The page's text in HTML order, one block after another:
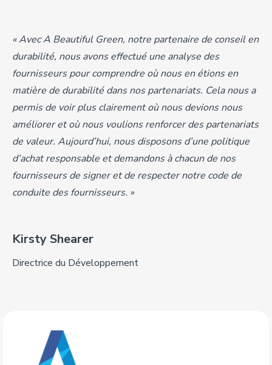
« Avec A Beautiful Green, notre partenaire de conseil en
durabilité, nous avons effectué une analyse des
fournisseurs pour comprendre où nous en étions en
matière de durabilité dans nos partenariats. Cela nous a
permis de voir plus clairement où nous devions nous
améliorer et où nous voulions renforcer des partenariats
de valeur. Aujourd’hui, nous disposons d’une politique
d’achat responsable et demandons à chacun de nos
fournisseurs de signer et de respecter notre code de
conduite des fournisseurs. »
Kirsty Shearer
Directrice du Développement